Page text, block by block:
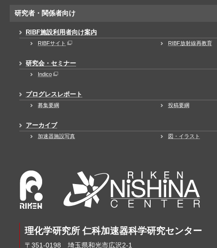
研究者・関係者向け
RIBF施設利用者向け案内
RIBFサイト RIBF放射線再教育
研究会・セミナー
Indico
プログレスレポート
募集要綱 投稿要綱
アーカイブ
加速器施設写真 図・イラスト
理化学研究所 仁科加速器科学研究センター
〒351-0198 埼玉県和光市広沢2-1